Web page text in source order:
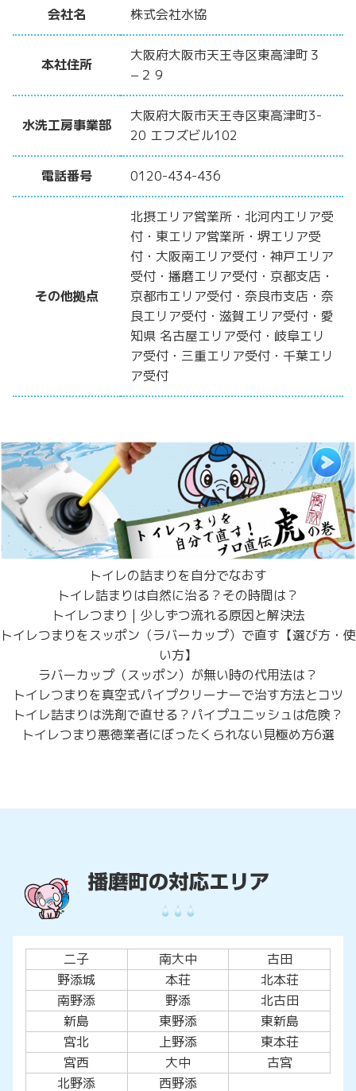
会社名 株式会社水協
本社住所
大阪府大阪市天王寺区東高津町３
−２９
水洗工房事業部
大阪府大阪市天王寺区東高津町3-
20 エフズビル102
電話番号 0120-434-436
その他拠点
北摂エリア営業所・北河内エリア受
付・東エリア営業所・堺エリア受
付・大阪南エリア受付・神戸エリア
受付・播磨エリア受付・京都支店・
京都市エリア受付・奈良市支店・奈
良エリア受付・滋賀エリア受付・愛
知県 名古屋エリア受付・岐阜エリ
ア受付・三重エリア受付・千葉エリ
ア受付
トイレの詰まりを自分でなおす
トイレ詰まりは自然に治る？その時間は？
トイレつまり | 少しずつ流れる原因と解決法
トイレつまりをスッポン（ラバーカップ）で直す【選び方・使
い方】
ラバーカップ（スッポン）が無い時の代用法は？
トイレつまりを真空式パイプクリーナーで治す方法とコツ
トイレ詰まりは洗剤で直せる？パイプユニッシュは危険？
トイレつまり悪徳業者にぼったくられない見極め方6選
二子 南大中
古田
野添城
本荘
北本荘
南野添
野添
北古田
新島
東野添
東新島
宮北
上野添
東本荘
宮西
大中
古宮
北野添
西野添